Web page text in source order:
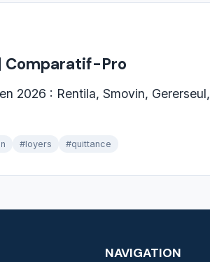
Comparatif-Pro
2026 : Rentila, Smovin, Gererseul,
#loyers #quittance
NAVIGATION